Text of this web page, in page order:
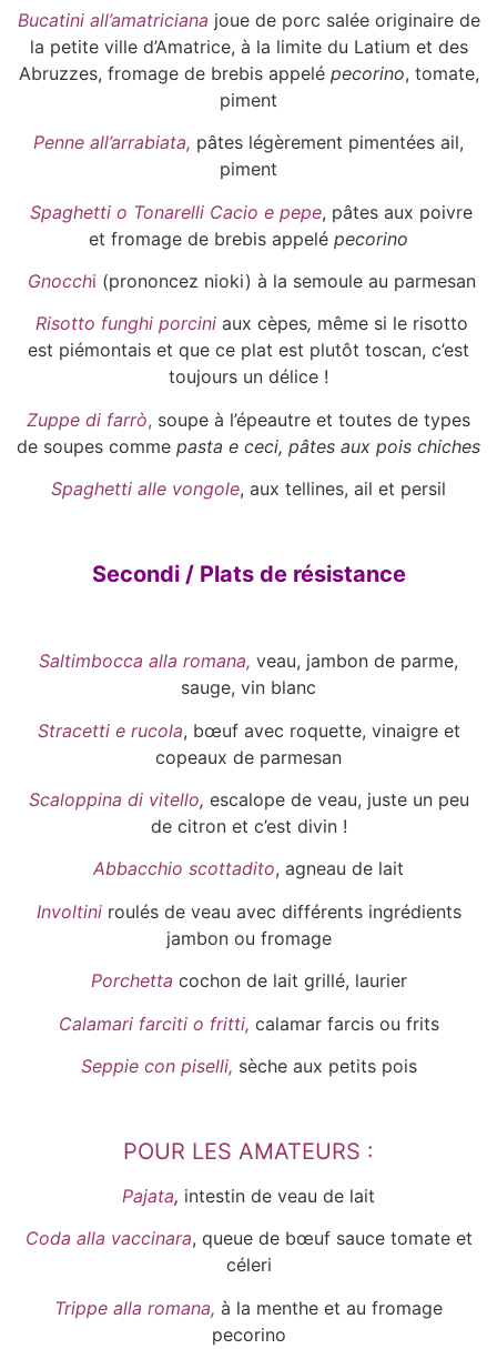
Bucatini all’amatriciana joue de porc salée originaire de
la petite ville d’Amatrice, à la limite du Latium et des
Abruzzes, fromage de brebis appelé pecorino, tomate,
piment
Penne all’arrabiata, pâtes légèrement pimentées ail,
piment
Spaghetti o Tonarelli Cacio e pepe, pâtes aux poivre
et fromage de brebis appelé pecorino
Gnocchi (prononcez nioki) à la semoule au parmesan
Risotto funghi porcini aux cèpes, même si le risotto
est piémontais et que ce plat est plutôt toscan, c’est
toujours un délice !
Zuppe di farrò, soupe à l’épeautre et toutes de types
de soupes comme pasta e ceci, pâtes aux pois chiches
Spaghetti alle vongole, aux tellines, ail et persil
Secondi / Plats de résistance
Saltimbocca alla romana, veau, jambon de parme,
sauge, vin blanc
Stracetti e rucola, bœuf avec roquette, vinaigre et
copeaux de parmesan
Scaloppina di vitello, escalope de veau, juste un peu
de citron et c’est divin !
Abbacchio scottadito, agneau de lait
Involtini roulés de veau avec différents ingrédients
jambon ou fromage
Porchetta cochon de lait grillé, laurier
Calamari farciti o fritti, calamar farcis ou frits
Seppie con piselli, sèche aux petits pois
POUR LES AMATEURS :
Pajata, intestin de veau de lait
Coda alla vaccinara, queue de bœuf sauce tomate et
céleri
Trippe alla romana, à la menthe et au fromage
pecorino